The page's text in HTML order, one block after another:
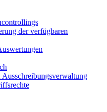
der verfügbaren
Ausschreibungsverwaltung